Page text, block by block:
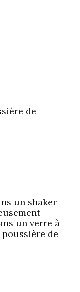
de
un shaker
un verre à
de